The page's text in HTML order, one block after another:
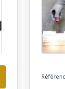
cher!